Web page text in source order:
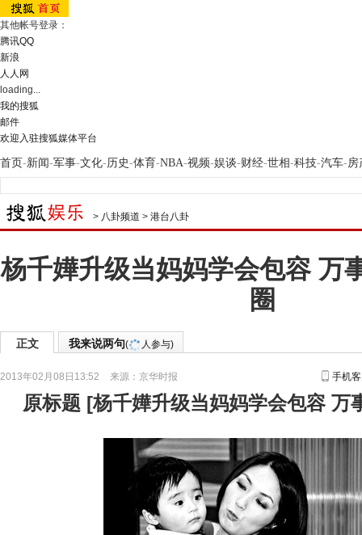
其他帐号登录：
腾讯QQ
新浪
人人网
loading...
我的搜狐
邮件
欢迎入驻搜狐媒体平台
首页-新闻-军事-文化-历史-体育-NBA-视频-娱谈-财经-世相-科技-汽车-房
> 八卦频道 > 港台八卦
杨千嬅升级当妈妈学会包容 万
圈
正文 我来说两句( 人参与)
2013年02月08日13:52 来源： 京华时报 手机
原标题 [杨千嬅升级当妈妈学会包容 万